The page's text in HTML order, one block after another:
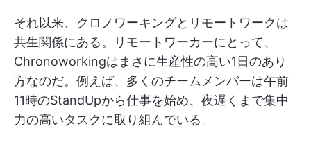
それ以来、クロノワーキングとリモートワークは
共生関係にある。リモートワーカーにとって、
Chronoworkingはまさに生産性の高い1日のあり
方なのだ。例えば、多くのチームメンバーは午前
11時のStandUpから仕事を始め、夜遅くまで集中
力の高いタスクに取り組んでいる。